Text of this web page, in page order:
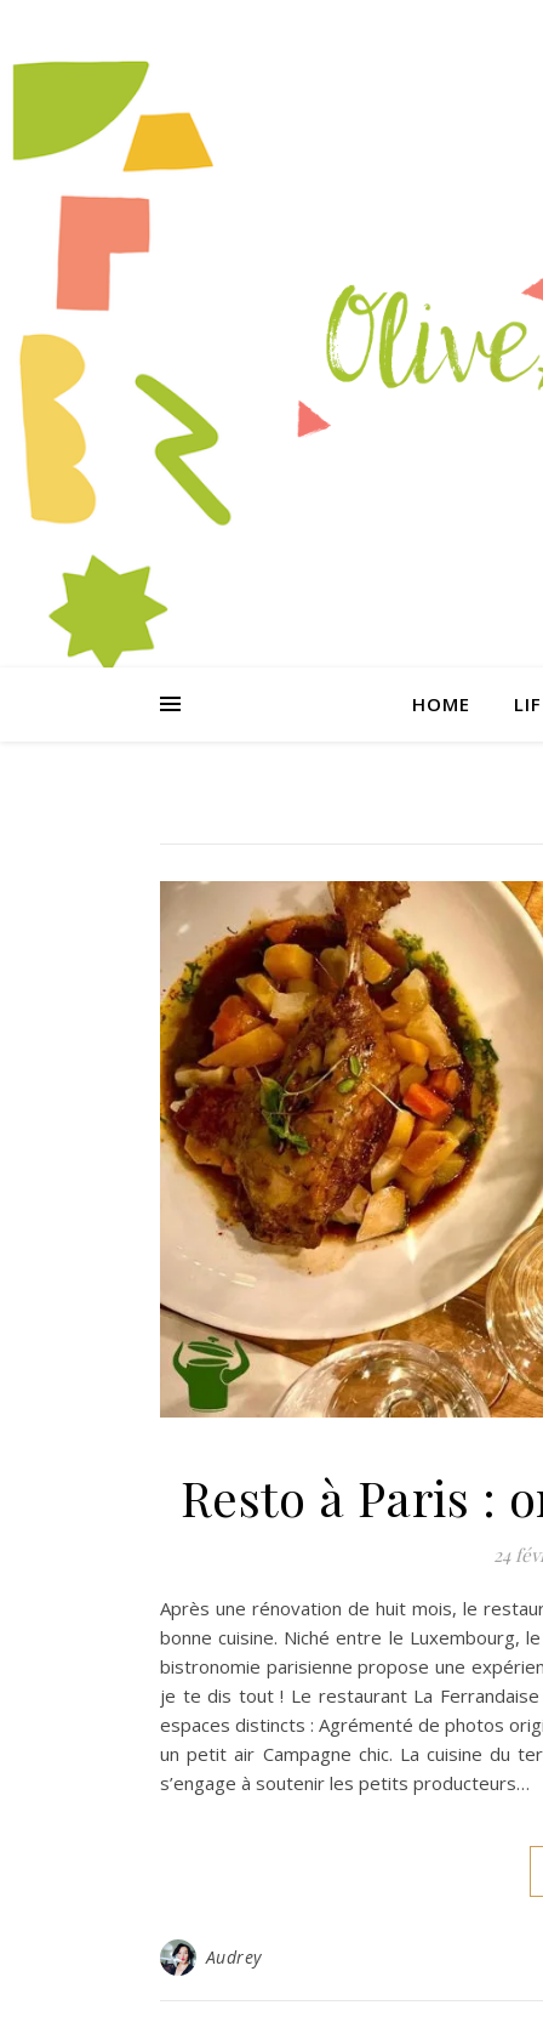
HOME
Resto à Paris :
24
Après une rénovation de huit mois, le
bonne cuisine. Niché entre le Luxembourg,
bistronomie parisienne propose une
je te dis tout ! Le restaurant La
espaces distincts : Agrémenté de photos
un petit air Campagne chic. La cuisine du
s’engage à soutenir les petits producteurs…
Audrey